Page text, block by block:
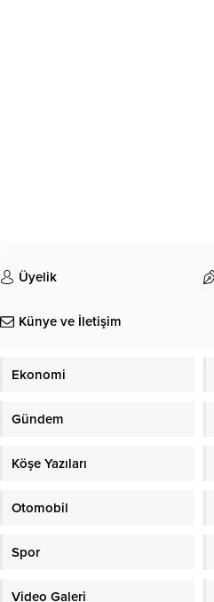
Üyelik
Künye ve İletişim
Ekonomi
Gündem
Köşe Yazıları
Otomobil
Spor
Video Galeri